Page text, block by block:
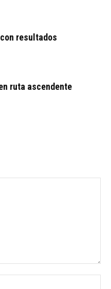
resultados
ruta ascendente